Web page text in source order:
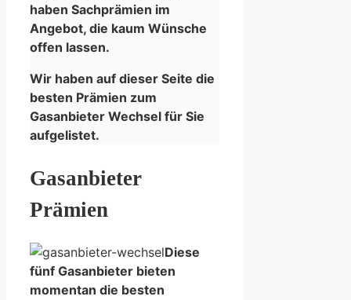
haben Sachprämien im
Angebot, die kaum Wünsche
offen lassen.
Wir haben auf dieser Seite die
besten Prämien zum
Gasanbieter Wechsel für Sie
aufgelistet.
Gasanbieter
Prämien
Diese
fünf Gasanbieter bieten
momentan die besten